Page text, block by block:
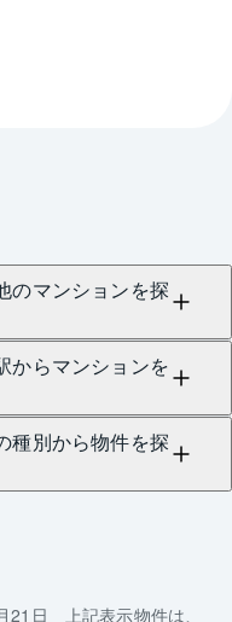
のマンションを探
からマンションを
種別から物件を探
21日
上記表示物件は、